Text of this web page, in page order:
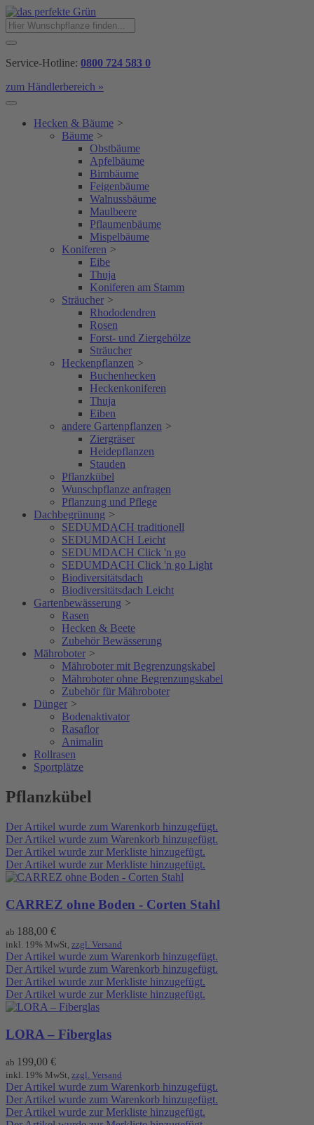
Service-Hotline: 0800 724 583 0
zum Händlerbereich »
Hecken & Bäume >
Bäume >
Obstbäume
Apfelbäume
Birnbäume
Feigenbäume
Walnussbäume
Maulbeere
Pflaumenbäume
Mispelbäume
Koniferen >
Eibe
Thuja
Koniferen am Stamm
Sträucher >
Rhododendren
Rosen
Forst- und Ziergehölze
Sträucher
Heckenpflanzen >
Buchenhecken
Heckenkoniferen
Thuja
Eiben
andere Gartenpflanzen >
Ziergräser
Heidepflanzen
Stauden
Pflanzkübel
Wunschpflanze anfragen
Pflanzung und Pflege
Dachbegrünung >
SEDUMDACH traditionell
SEDUMDACH Leicht
SEDUMDACH Click 'n go
SEDUMDACH Click 'n go Light
Biodiversitätsdach
Biodiversitätsdach Leicht
Gartenbewässerung >
Rasen
Hecken & Beete
Zubehör Bewässerung
Mähroboter >
Mähroboter mit Begrenzungskabel
Mähroboter ohne Begrenzungskabel
Zubehör für Mähroboter
Dünger >
Bodenaktivator
Rasaflor
Animalin
Rollrasen
Sportplätze
Pflanzkübel
Der Artikel wurde zum Warenkorb hinzugefügt.
Der Artikel wurde zum Warenkorb hinzugefügt.
Der Artikel wurde zur Merkliste hinzugefügt.
Der Artikel wurde zur Merkliste hinzugefügt.
CARREZ ohne Boden - Corten Stahl
ab 188,00 €
inkl. 19% MwSt, zzgl. Versand
Der Artikel wurde zum Warenkorb hinzugefügt.
Der Artikel wurde zum Warenkorb hinzugefügt.
Der Artikel wurde zur Merkliste hinzugefügt.
Der Artikel wurde zur Merkliste hinzugefügt.
LORA – Fiberglas
ab 199,00 €
inkl. 19% MwSt, zzgl. Versand
Der Artikel wurde zum Warenkorb hinzugefügt.
Der Artikel wurde zum Warenkorb hinzugefügt.
Der Artikel wurde zur Merkliste hinzugefügt.